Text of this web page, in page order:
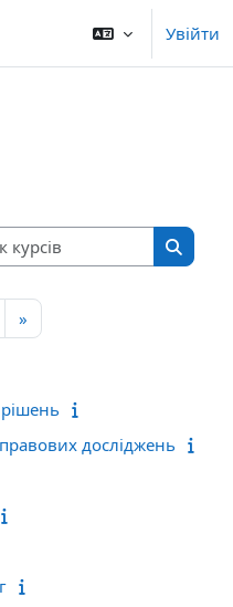
Увійти
Пошук
Пошук
1
Сторінка 2
»
досліджень